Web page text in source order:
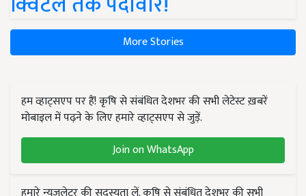
More Stories
हम व्हाट्सएप पर हैं! कृषि से संबंधित देशभर की सभी लेटेस्ट ख़बरें
मोबाइल में पढ़ने के लिए हमारे व्हाट्सएप से जुड़ें.
Join on WhatsApp